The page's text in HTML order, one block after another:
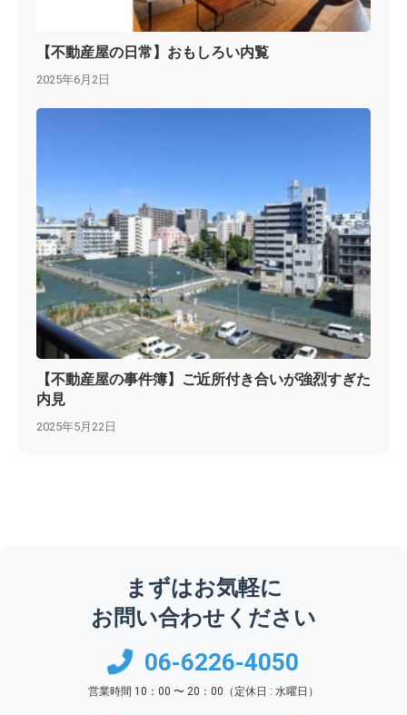
【不動産屋の日常】おもしろい内覧
2025年6月2日
【不動産屋の事件簿】ご近所付き合いが強烈すぎた
内見
2025年5月22日
まずはお気軽に
お問い合わせください
06-6226-4050
営業時間 10：00 〜 20：00（定休日 : 水曜日）